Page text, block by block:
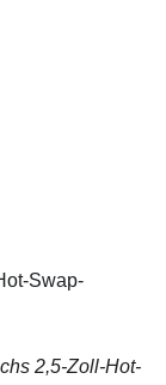
Swap-
2,5-Zoll-Hot-